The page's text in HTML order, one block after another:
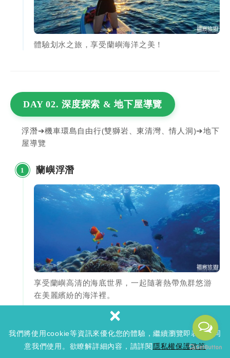
我們將使用cookie等資訊來優化您的體驗，繼續瀏覽即表示您同
意我們使用。欲瞭解詳細內容，請詳閱 隱私權保護政策
×
體驗划水之旅，享受蘭嶼海洋之美！
DAY 02. 深度探索 & 地下屋導覽
浮潛➔機車環島自由行(雙獅岩、東清灣、情人洞)➔地下
屋導覽
1 蘭嶼浮潛
享受蘭嶼高清的海底世界，一起隨著熱帶魚群悠游
在美麗繽紛的海洋裡。